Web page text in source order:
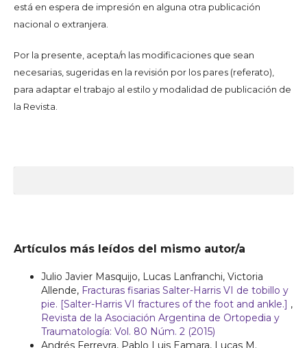
está en espera de impresión en alguna otra publicación
nacional o extranjera.
Por la presente, acepta/n las modificaciones que sean
necesarias, sugeridas en la revisión por los pares (referato),
para adaptar el trabajo al estilo y modalidad de publicación de
la Revista.
Artículos más leídos del mismo autor/a
Julio Javier Masquijo, Lucas Lanfranchi, Victoria
Allende, Fracturas fisarias Salter-Harris VI de tobillo y
pie. [Salter-Harris VI fractures of the foot and ankle.] ,
Revista de la Asociación Argentina de Ortopedia y
Traumatología: Vol. 80 Núm. 2 (2015)
Andrés Ferreyra, Pablo Luis Eamara, Lucas M.